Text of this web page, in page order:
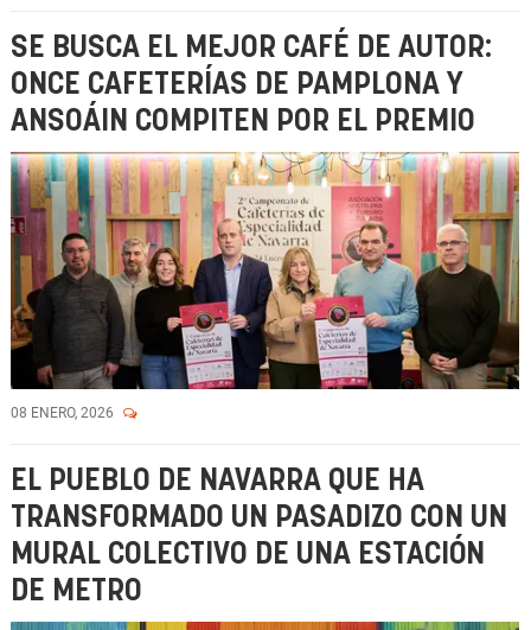
SE BUSCA EL MEJOR CAFÉ DE AUTOR:
ONCE CAFETERÍAS DE PAMPLONA Y
ANSOÁIN COMPITEN POR EL PREMIO
08 ENERO, 2026
EL PUEBLO DE NAVARRA QUE HA
TRANSFORMADO UN PASADIZO CON UN
MURAL COLECTIVO DE UNA ESTACIÓN
DE METRO